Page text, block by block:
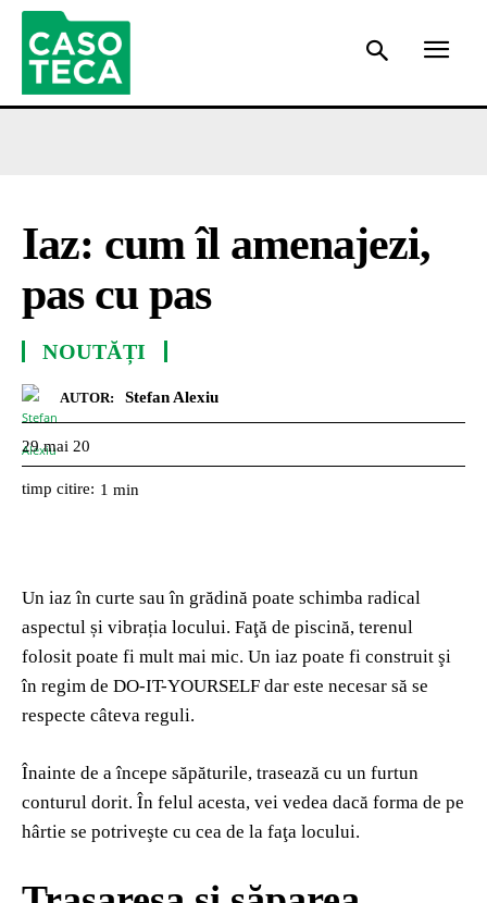
Iaz: cum îl amenajezi,
pas cu pas
NOUTĂȚI
AUTOR: Stefan Alexiu
29 mai 20
timp citire: 1 min
Un iaz în curte sau în grădină poate schimba radical
aspectul și vibrația locului. Faţă de piscină, terenul
folosit poate fi mult mai mic. Un iaz poate fi construit şi
în regim de DO-IT-YOURSELF dar este necesar să se
respecte câteva reguli.
Înainte de a începe săpăturile, trasează cu un furtun
conturul dorit. În felul acesta, vei vedea dacă forma de pe
hârtie se potriveşte cu cea de la faţa locului.